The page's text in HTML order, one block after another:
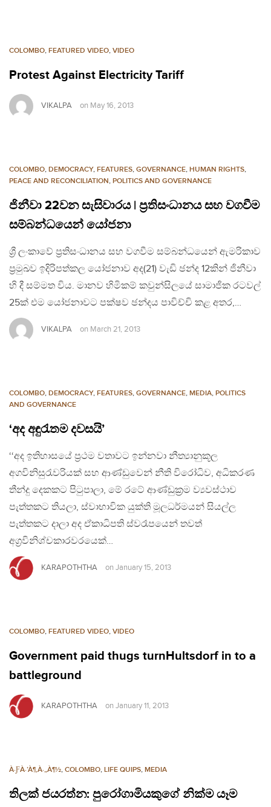
COLOMBO, FEATURED VIDEO, VIDEO
Protest Against Electricity Tariff
VIKALPA on May 16, 2013
COLOMBO, DEMOCRACY, FEATURES, GOVERNANCE, HUMAN RIGHTS,
PEACE AND RECONCILIATION, POLITICS AND GOVERNANCE
ජිනීවා 22වන සැසිවාරය | ප්‍රතිසංධානය සහ වගවීම
සම්බන්ධයෙන් යෝජනා
ශ්‍රී ලංකාවේ ප්‍රතිසංධානය සහ වගවීම සම්බන්ධයෙන් ඇමරිකාව
ප්‍රමුඛව ඉදිරිපත්කල යෝජනාව අද(21) වැඩි ඡන්ද 12කින් ජිනීවා
හි දී සම්මත විය. මානව හිමිකම් කවුන්සිලයේ සාමාජික රටවල්
25ක් එම යෝජනාවට පක්ෂව ඡන්දය පාවිච්චි කළ අතර,…
VIKALPA on March 21, 2013
COLOMBO, DEMOCRACY, FEATURES, GOVERNANCE, MEDIA, POLITICS
AND GOVERNANCE
‘අද අඳුරැතම දවසයි’
‘‘අද ඉතිහාසයේ ප්‍රථම වතාවට ඉන්නවා නීත්‍යානුකූල
අගවිනිසුරැවරියක් සහ ආණ්ඩුවෙන් නීති විරෝධිව, අධිකරණ
තීන්දු දෙකකට පිටුපාලා, මේ රටේ ආණ්ඩුක්‍රම ව්‍යවස්ථාව
පැත්තකට තියලා, ස්වාභාවික යුක්ති මූලධර්මයන් සියල්ල
පැත්තකට දාලා අද ඒකාධිපති ස්වරෑපයෙන් තවත්
අග්‍රවිනිශ්චකාරවරයෙක්…
KARAPOTHTHA on January 15, 2013
COLOMBO, FEATURED VIDEO, VIDEO
Government paid thugs turnHultsdorf in to a
battleground
KARAPOTHTHA on January 11, 2013
À·ƑÀ·’À¶‚À·„À¶½, COLOMBO, LIFE QUIPS, MEDIA
තිලක් ජයරත්න: පුරෝගාමියකුගේ නික්ම යෑම